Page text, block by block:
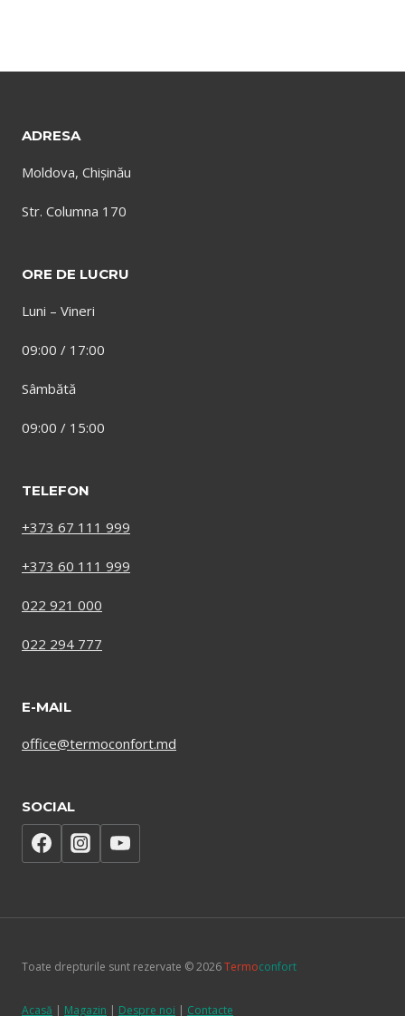
ADRESA
Moldova, Chișinău
Str. Columna 170
ORE DE LUCRU
Luni – Vineri
09:00 / 17:00
Sâmbătă
09:00 / 15:00
TELEFON
+373 67 111 999
+373 60 111 999
022 921 000
022 294 777
E-MAIL
office@termoconfort.md
SOCIAL
Toate drepturile sunt rezervate © 2026Termoconfort
Acasă | Magazin | Despre noi | Contacte